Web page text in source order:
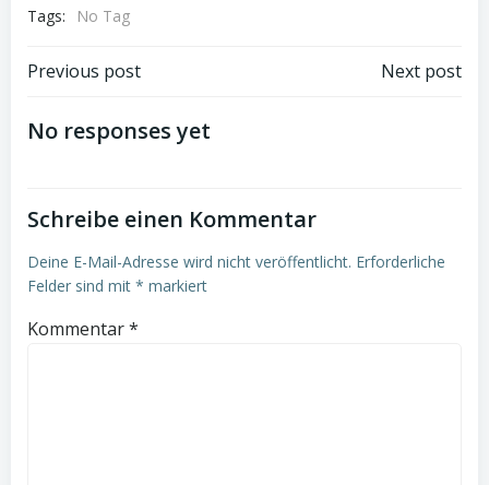
Tags:
No Tag
Post
navigation
Previous post Next post
No responses yet
Schreibe einen Kommentar
Deine E-Mail-Adresse wird nicht veröffentlicht. Erforderliche
Felder sind mit * markiert
Kommentar*